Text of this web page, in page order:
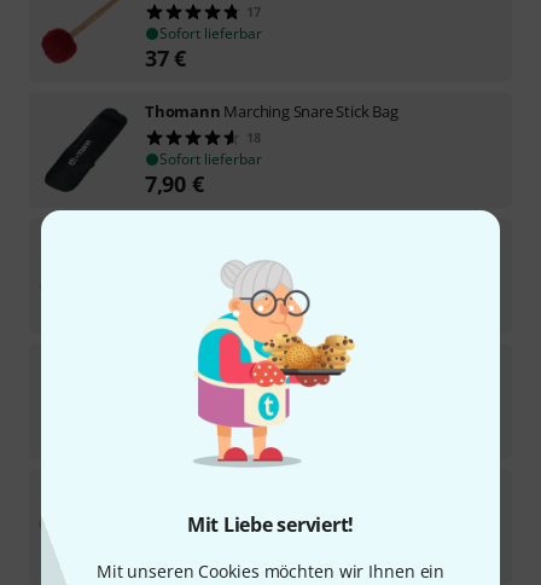
Mit Liebe serviert!
Mit unseren Cookies möchten wir Ihnen ein
17
Sofort lieferbar
37€
Thomann Marching Snare Stick Bag
18
Sofort lieferbar
7,90 €
34
Sofort lieferbar
Marching Sticks MS2
19
Sofort lieferbar
37
Sofort lieferbar